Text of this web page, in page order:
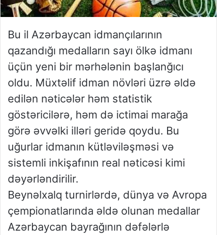
Bu il Azərbaycan idmançılarının
qazandığı medalların sayı ölkə idmanı
üçün yeni bir mərhələnin başlanğıcı
oldu. Müxtəlif idman növləri üzrə əldə
edilən nəticələr həm statistik
göstəricilərə, həm də ictimai marağa
görə əvvəlki illəri geridə qoydu. Bu
uğurlar idmanın kütləviləşməsi və
sistemli inkişafının real nəticəsi kimi
dəyərləndirilir.
Beynəlxalq turnirlərdə, dünya və Avropa
çempionatlarında əldə olunan medallar
Azərbaycan bayrağının dəfələrlə